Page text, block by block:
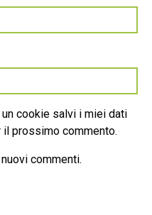
cookie salvi i miei dati
prossimo commento.
commenti.